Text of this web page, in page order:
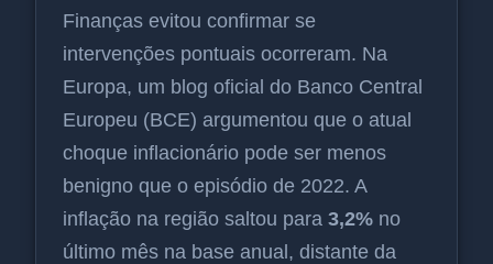
Finanças evitou confirmar se
intervenções pontuais ocorreram. Na
Europa, um blog oficial do Banco Central
Europeu (BCE) argumentou que o atual
choque inflacionário pode ser menos
benigno que o episódio de 2022. A
inflação na região saltou para 3,2% no
último mês na base anual, distante da